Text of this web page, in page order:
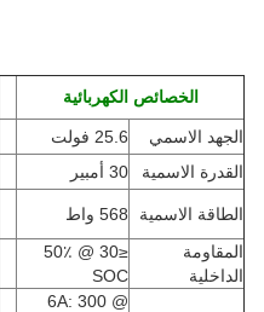
الخصائص الكهربائية
الجهد الاسمي 25.6 فولت
القدرة الاسمية
30 أمبير
الطاقة الاسمية 568 واط
المقاومة
الداخلية
≤30 @ 50٪
SOC
@ 6A: 300